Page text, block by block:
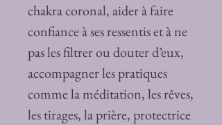
chakra coronal, aider à faire
confiance à ses ressentis et à ne
pas les filtrer ou douter d’eux,
accompagner les pratiques
comme la méditation, les rêves,
les tirages, la prière, protectrice